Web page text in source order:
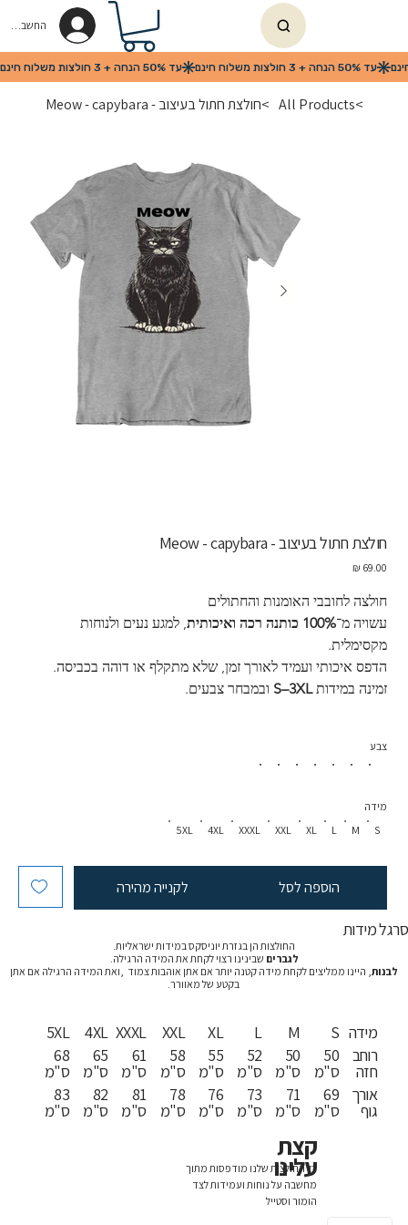
החשבון שלי
>
All Products
>חולצת חתול בעיצוב - Meow - capybara
חולצת חתול בעיצוב - Meow - capybara
מחיר
חולצה לחובבי האומנות והחתולים
עשויה מ־100% כותנה רכה ואיכותית
, למגע נעים ולנוחות
מקסימלית.
הדפס איכותי ועמיד לאורך זמן, שלא מתקלף או דוהה בכביסה.
זמינה במידות S–3XL ובמבחר צבעים.
צבע
S
M
L
XL
XXL
XXXL
4XL
5XL
מידה
הוספה לסל לקנייה מהירה
סרגל מידות
החולצות הן בגזרת יוניסקס במידות ישראליות.
לגברים שבינינו רצוי לקחת את המידה הרגילה.
לבנות, היינו ממליצים לקחת מידה קטנה יותר אם אתן אוהבות צמוד ,ואת המידה הרגילה אם אתן
בקטע של מאוורר.
5XL
68
ס"מ
83
ס"מ
4XL
65
ס"מ
82
ס"מ
XXXL
61
ס"מ
81
ס"מ
XXL
58
ס"מ
78
ס"מ
XL
55
ס"מ
76
ס"מ
L
52
ס"מ
73
ס"מ
M
50
ס"מ
71
ס"מ
S
50
ס"מ
69
ס"מ
מידה
רוחב
חזה
אורך
גוף
כל החולצות שלנו מודפסות מתוך
מחשבה על נוחות ועמידות לצד
הומור וסטייל
קצת
עלינו